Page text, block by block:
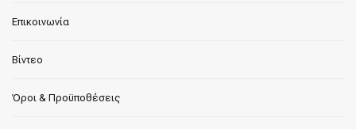
Επικοινωνία
Βίντεο
Όροι & Προϋποθέσεις